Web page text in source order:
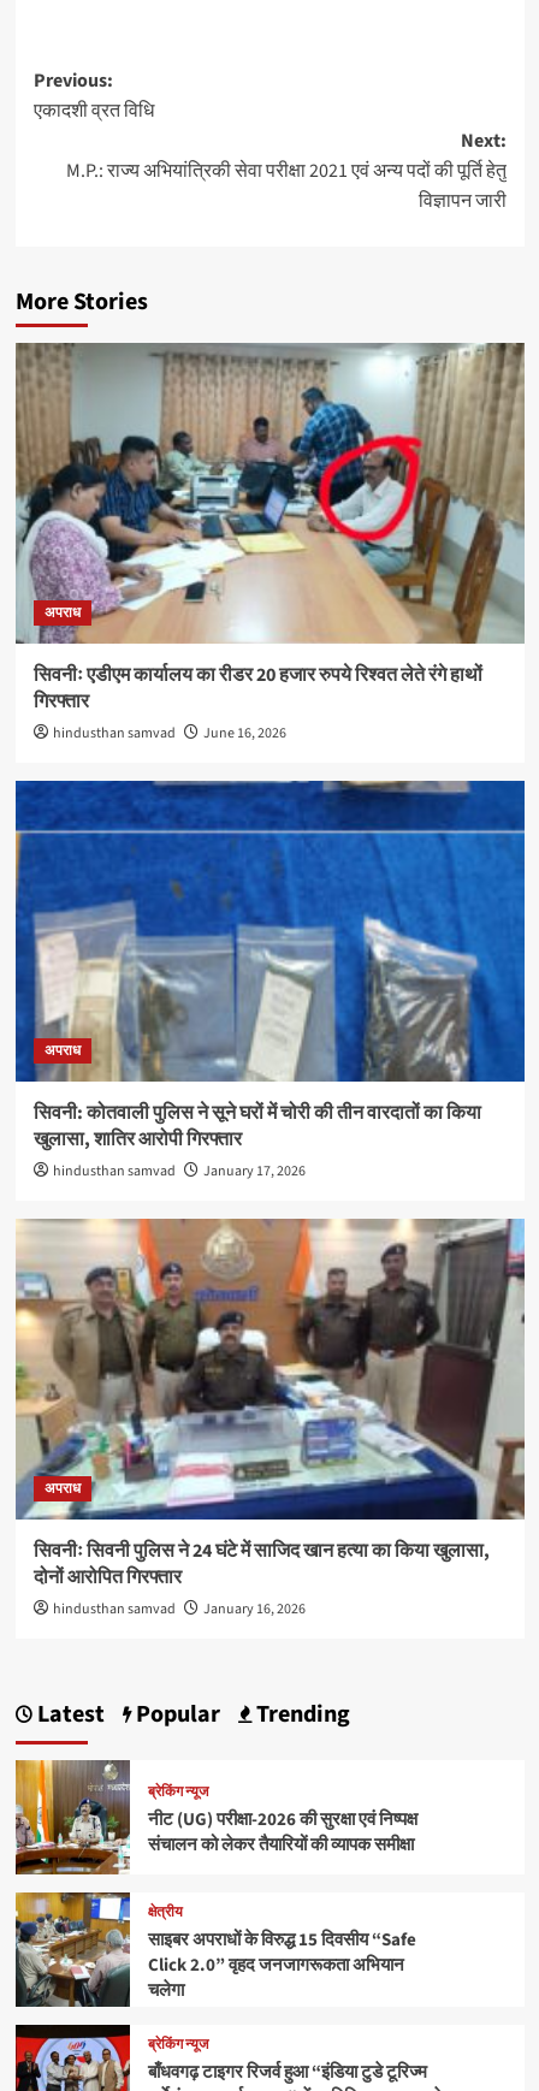
Post
navigation
Previous:
एकादशी व्रत विधि
Next:
M.P.: राज्य अभियांत्रिकी सेवा परीक्षा 2021 एवं अन्य पदों की पूर्ति हेतु
विज्ञापन जारी
More Stories
अपराध
सिवनीः एडीएम कार्यालय का रीडर 20 हजार रुपये रिश्वत लेते रंगे हाथों
गिरफ्तार
hindusthan samvad June 16, 2026
अपराध
सिवनी: कोतवाली पुलिस ने सूने घरों में चोरी की तीन वारदातों का किया
खुलासा, शातिर आरोपी गिरफ्तार
hindusthan samvad January 17, 2026
अपराध
सिवनीः सिवनी पुलिस ने 24 घंटे में साजिद खान हत्या का किया खुलासा,
दोनों आरोपित गिरफ्तार
hindusthan samvad January 16, 2026
Latest Popular Trending
ब्रेकिंग न्यूज
नीट (UG) परीक्षा-2026 की सुरक्षा एवं निष्पक्ष
संचालन को लेकर तैयारियों की व्यापक समीक्षा
क्षेत्रीय
साइबर अपराधों के विरुद्ध 15 दिवसीय “Safe
Click 2.0” वृहद जनजागरूकता अभियान
चलेगा
ब्रेकिंग न्यूज
बाँधवगढ़ टाइगर रिजर्व हुआ “इंडिया टुडे टूरिज्म